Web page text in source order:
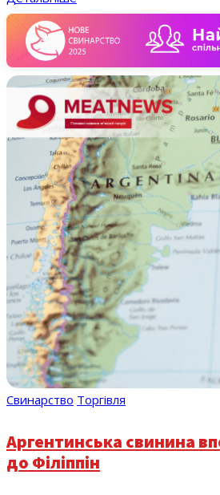
Свинарство Торгівля
Аргентинська свинина
до Філіппін